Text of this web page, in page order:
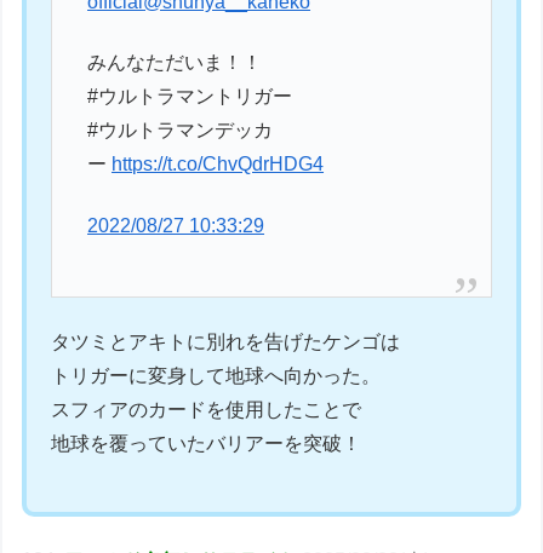
みんなただいま！！
#ウルトラマントリガー
#ウルトラマンデッカ
ー https://t.co/ChvQdrHDG4
2022/08/27 10:33:29
タツミとアキトに別れを告げたケンゴは
トリガーに変身して地球へ向かった。
スフィアのカードを使用したことで
地球を覆っていたバリアーを突破！